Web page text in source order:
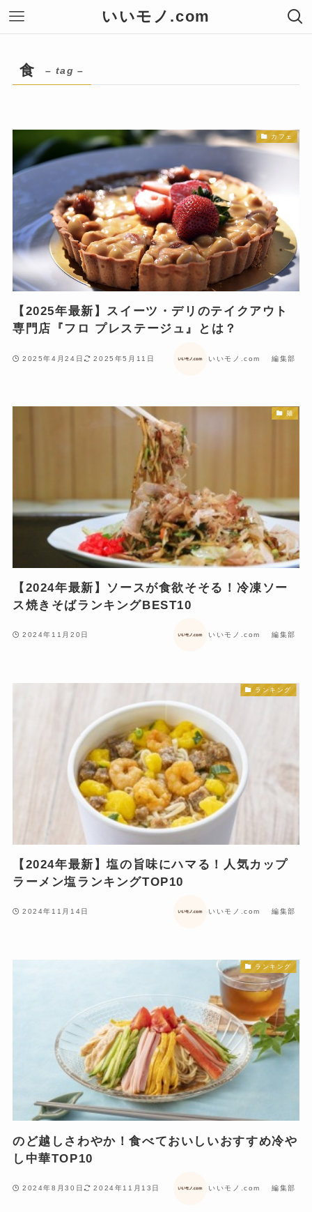
いいモノ.com
食 – tag –
カフェ
【2025年最新】スイーツ・デリのテイクアウト
専門店『フロ プレステージュ』とは？
2025年4月24日 2025年5月11日 いいモノ.com 編集部
麺
【2024年最新】ソースが食欲そそる！冷凍ソー
ス焼きそばランキングBEST10
2024年11月20日 いいモノ.com 編集部
ランキング
【2024年最新】塩の旨味にハマる！人気カップ
ラーメン塩ランキングTOP10
2024年11月14日 いいモノ.com 編集部
ランキング
のど越しさわやか！食べておいしいおすすめ冷や
し中華TOP10
2024年8月30日 2024年11月13日 いいモノ.com 編集部